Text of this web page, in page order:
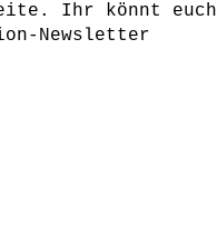
Ihr könnt euch
Newsletter